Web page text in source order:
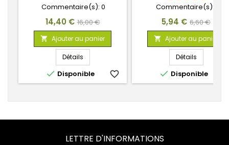
Commentaire(s): 0
Prix
14,40 € Prix
de
base
16,00 €
 Ajouter au panier
Détails
 Disponible favorite_border
Commentaire(s):
Prix
5,94 € Prix
de
base
6,60 €
 Ajouter au panier
Détails
 Disponible
LETTRE D'INFORMATIONS